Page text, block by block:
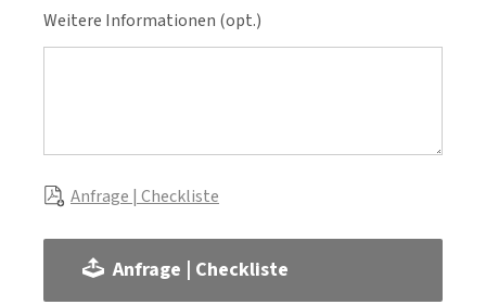
Weitere Informationen (opt.)
Anfrage | Checkliste
Anfrage | Checkliste